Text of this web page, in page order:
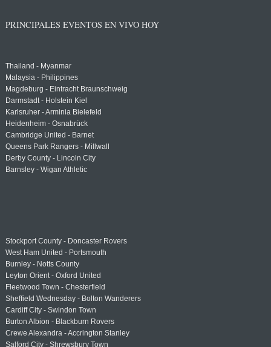
PRINCIPALES EVENTOS EN VIVO HOY
Thailand - Myanmar
Malaysia - Philippines
Magdeburg - Eintracht Braunschweig
Darmstadt - Holstein Kiel
Karlsruher - Arminia Bielefeld
Heidenheim - Osnabrück
Cambridge United - Barnet
Queens Park Rangers - Millwall
Derby County - Lincoln City
Barnsley - Wigan Athletic
Stockport County - Doncaster Rovers
West Ham United - Portsmouth
Burnley - Notts County
Leyton Orient - Oxford United
Fleetwood Town - Chesterfield
Sheffield Wednesday - Bolton Wanderers
Cardiff City - Swindon Town
Burton Albion - Blackburn Rovers
Crewe Alexandra - Accrington Stanley
Salford City - Shrewsbury Town